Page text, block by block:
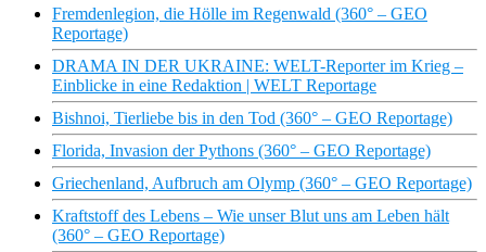
Fremdenlegion, die Hölle im Regenwald (360° – GEO
Reportage)
DRAMA IN DER UKRAINE: WELT-Reporter im Krieg –
Einblicke in eine Redaktion | WELT Reportage
Bishnoi, Tierliebe bis in den Tod (360° – GEO Reportage)
Florida, Invasion der Pythons (360° – GEO Reportage)
Griechenland, Aufbruch am Olymp (360° – GEO Reportage)
Kraftstoff des Lebens – Wie unser Blut uns am Leben hält
(360° – GEO Reportage)